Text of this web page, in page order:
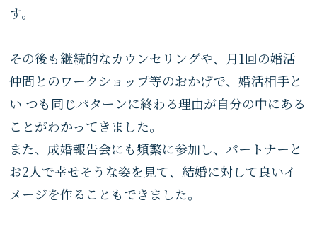
す。
その後も継続的なカウンセリングや、月1回の婚活
仲間とのワークショップ等のおかげで、婚活相手と
い つも同じパターンに終わる理由が自分の中にある
ことがわかってきました。
また、成婚報告会にも頻繁に参加し、パートナーと
お2人で幸せそうな姿を見て、結婚に対して良いイ
メージを作ることもできました。